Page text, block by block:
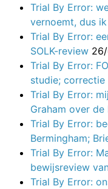
Trial By Error:
vernoemt, dus
Trial By Error:
SOLK-review
Trial By Error:
studie; correctie
Trial By Error:
Graham over
Trial By Error:
Bermingham;
Trial By Error:
bewijsreview
Trial By Error: